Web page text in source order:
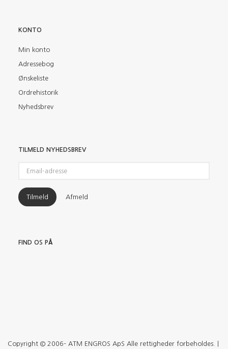
KONTO
Min konto
Adressebog
Ønskeliste
Ordrehistorik
Nyhedsbrev
TILMELD NYHEDSBREV
adresse
Tilmeld Afmeld
FIND OS PÅ
Copyright © 2006– ATM ENGROS ApS Alle rettigheder forbeholdes. |